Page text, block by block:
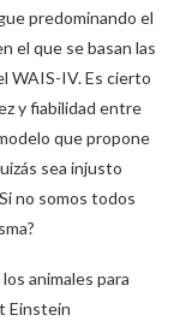
predominando el
el que se basan las
WAIS-IV. Es cierto
y fiabilidad entre
que propone
sea injusto
no somos todos
animales para
Einstein